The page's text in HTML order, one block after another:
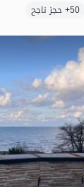
2.5مليون ت 4.8
50+ حجز ناجح